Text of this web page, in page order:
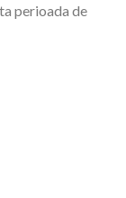
perioada de